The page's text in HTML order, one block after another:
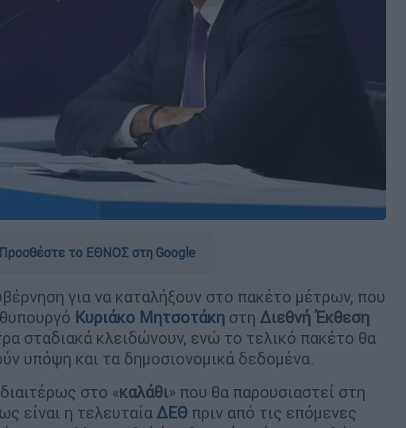
Προσθέστε το ΕΘΝΟΣ στη Google
για να καταλήξουν στο πακέτο μέτρων, που
Κυριάκο Μητσοτάκη στη Διεθνή Έκθεση
σταδιακά κλειδώνουν, ενώ το τελικό πακέτο θα
υπόψη και τα δημοσιονομικά δεδομένα.
στο «καλάθι» που θα παρουσιαστεί στη
είναι η τελευταία ΔΕΘ πριν από τις επόμενες